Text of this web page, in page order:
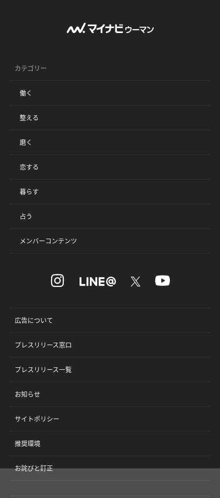
カテゴリー
働く
整える
磨く
恋する
暮らす
占う
メンバーコンテンツ
広告について
プレスリリース窓口
プレスリリース一覧
お知らせ
サイトポリシー
推奨環境
お詫びと訂正